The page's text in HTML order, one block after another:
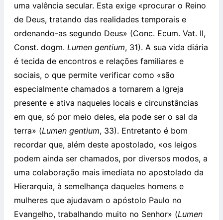
uma valência secular. Esta exige «procurar o Reino
de Deus, tratando das realidades temporais e
ordenando-as segundo Deus» (Conc. Ecum. Vat. II,
Const. dogm. Lumen gentium, 31). A sua vida diária
é tecida de encontros e relações familiares e
sociais, o que permite verificar como «são
especialmente chamados a tornarem a Igreja
presente e ativa naqueles locais e circunstâncias
em que, só por meio deles, ela pode ser o sal da
terra» (Lumen gentium, 33). Entretanto é bom
recordar que, além deste apostolado, «os leigos
podem ainda ser chamados, por diversos modos, a
uma colaboração mais imediata no apostolado da
Hierarquia, à semelhança daqueles homens e
mulheres que ajudavam o apóstolo Paulo no
Evangelho, trabalhando muito no Senhor» (Lumen